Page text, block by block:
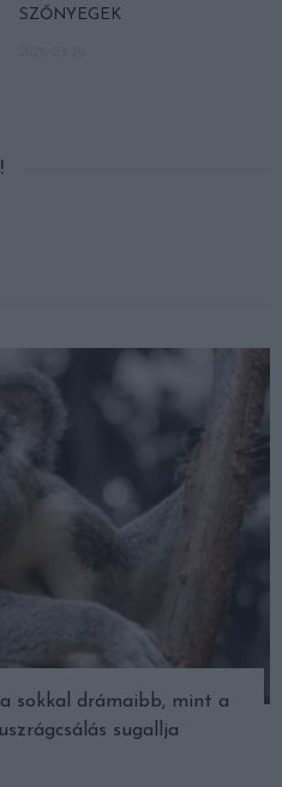
SZŐNYEGEK
sokkal drámaibb, mint a
sugallja